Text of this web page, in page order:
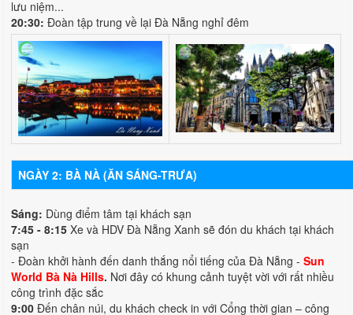
lưu niệm...
20:30:Đoàn tập trung về lại Đà Nẵng nghỉ đêm
NGÀY 2: BÀ NÀ (ĂN SÁNG-TRƯA)
Sáng: Dùng điểm tâm tại khách sạn
7:45 - 8:15 Xe và HDV Đà Nẵng Xanh sẽ đón du khách tại khách
sạn
- Đoàn khởi hành đến danh thắng nổi tiếng của Đà Nẵng -Sun
World Bà Nà Hills. Nơi đây có khung cảnh tuyệt vời với rất nhiều
công trình đặc sắc
9:00 Đến chân núi, du khách check in với Cổng thời gian – công